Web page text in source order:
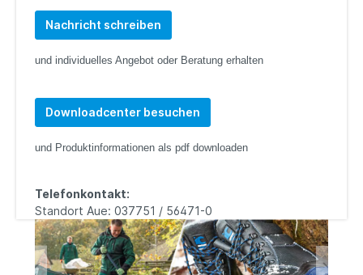
Nachricht schreiben
und individuelles Angebot oder Beratung erhalten
Downloadcenter besuchen
und Produktinformationen als pdf downloaden
Telefonkontakt:
Standort Aue: 037751 / 56471-0